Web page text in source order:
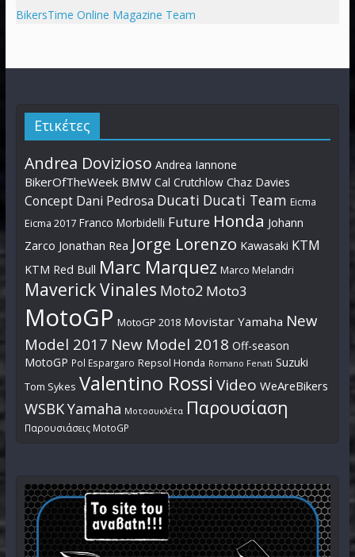
BikersTime Online Magazine Team
Ετικέτες
Andrea Dovizioso Andrea Iannone
BikerOfTheWeek BMW Cal Crutchlow Chaz Davies
Concept Dani Pedrosa Ducati Ducati Team Eicma
Eicma 2017 Franco Morbidelli Future Honda Johann
Zarco Jonathan Rea Jorge Lorenzo Kawasaki KTM
KTM Red Bull Marc Marquez Marco Melandri
Maverick Vinales Moto2 Moto3
MotoGP MotoGP 2018 Movistar Yamaha New
Model 2017 New Model 2018 Off-season
MotoGP Pol Espargaro Repsol Honda Romano Fenati Suzuki
Tom Sykes Valentino Rossi Video WeAreBikers
WSBKYamaha Μοτοσυκλέτα Παρουσίαση
Παρουσιάσεις MotoGP